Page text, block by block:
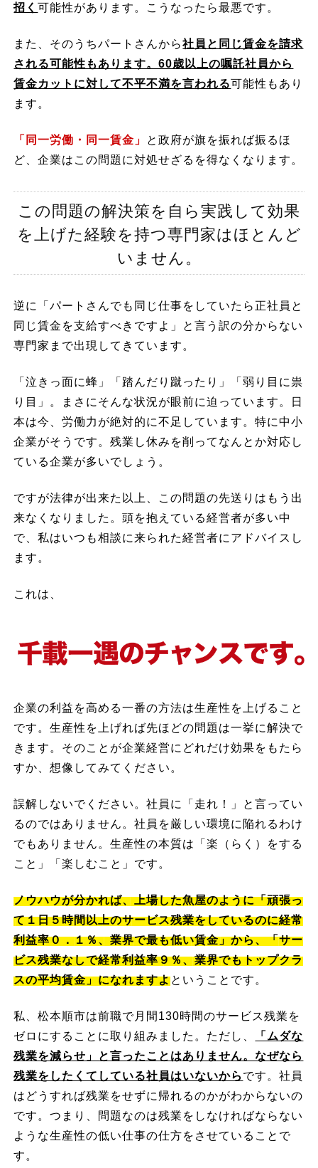
招く可能性があります。こうなったら最悪です。
また、そのうちパートさんから社員と同じ賃金を請求
される可能性もあります。60歳以上の嘱託社員から
賃金カットに対して不平不満を言われる可能性もあり
ます。
「同一労働・同一賃金」 と政府が旗を振れば振るほ
ど、企業はこの問題に対処せざるを得なくなります。
この問題の解決策を自ら実践して効果
を上げた 経験を持つ専門家はほとんど
いません。
逆に「パートさんでも同じ仕事をしていたら正社員と
同じ賃金を支給すべきですよ」と言う訳の分からない
専門家まで出現してきています。
「泣きっ面に蜂」「踏んだり蹴ったり」「弱り目に祟
り目」。まさにそんな状況が眼前に迫っています。日
本は今、労働力が絶対的に不足しています。特に中小
企業がそうです。残業し休みを削ってなんとか対応し
ている企業が多いでしょう。
ですが法律が出来た以上、この問題の先送りはもう出
来なくなりました。頭を抱えている経営者が多い中
で、私はいつも相談に来られた経営者にアドバイスし
ます。
これは、
企業の利益を高める一番の方法は生産性を上げること
です。生産性を上げれば先ほどの問題は一挙に解決で
きます。そのことが企業経営にどれだけ効果をもたら
すか、想像してみてください。
誤解しないでください。社員に「走れ！」と言ってい
るのではありません。社員を厳しい環境に陥れるわけ
でもありません。生産性の本質は「楽（らく）をする
こと」「楽しむこと」です。
ノウハウが分かれば、上場した魚屋のように「頑張っ
て１日５時間以上のサービス残業をしているのに経常
利益率０．１％、業界で最も低い賃金」から、「サー
ビス残業なしで経常利益率９％、業界でもトップクラ
スの平均賃金」になれますよということです。
私、松本順市は前職で月間130時間のサービス残業を
ゼロにすることに取り組みました。ただし、
「ムダな
残業を減らせ」と言ったことはありません。なぜなら
残業をしたくてしている社員はいないから です。社員
はどうすれば残業をせずに帰れるのかがわからないの
です。つまり、問題なのは残業をしなければならない
ような生産性の低い仕事の仕方をさせていることで
す。